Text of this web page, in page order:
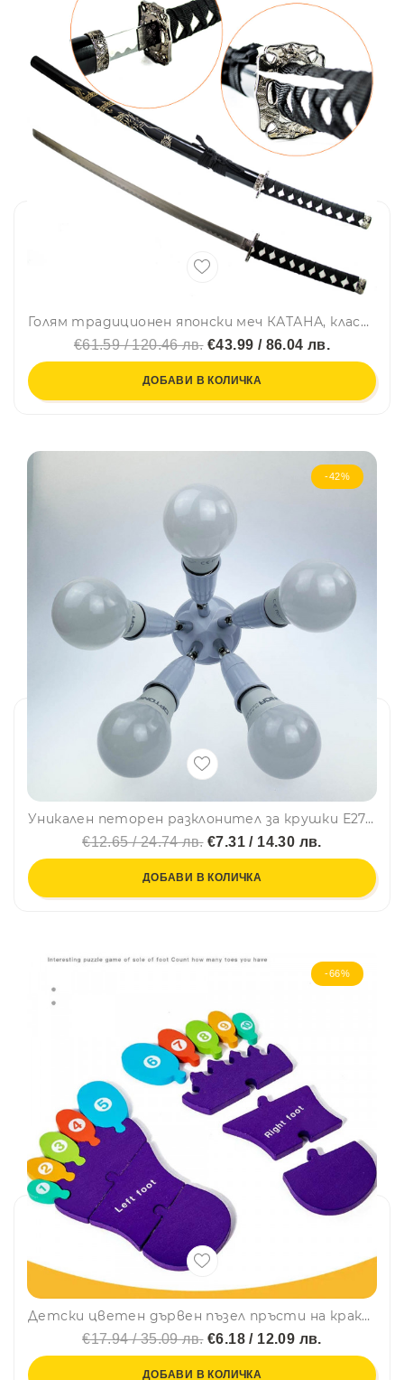
Голям традиционен японски меч КАТАНА, класически дървен черен калъф, дърворезба, незаточен
€61.59 / 120.46 лв.€43.99 / 86.04 лв.
ДОБАВИ В КОЛИЧКА
-42%
Уникален петорен разклонител за крушки Е27, 5 в 1
€12.65 / 24.74 лв.€7.31 / 14.30 лв.
ДОБАВИ В КОЛИЧКА
-66%
Детски цветен дървен пъзел пръсти на краката по метода на МОНТЕСОРИ LCM41, BF23
€17.94 / 35.09 лв.€6.18 / 12.09 лв.
ДОБАВИ В КОЛИЧКА